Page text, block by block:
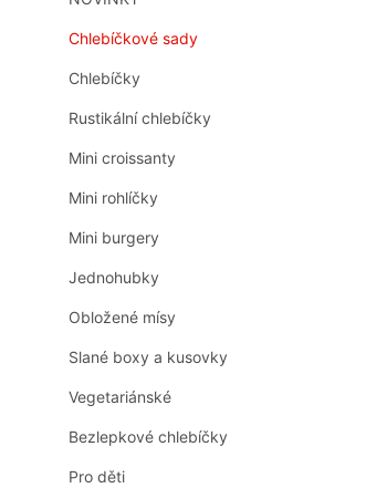
Chlebíčkové sady
Chlebíčky
Rustikální chlebíčky
Mini croissanty
Mini rohlíčky
Mini burgery
Jednohubky
Obložené mísy
Slané boxy a kusovky
Vegetariánské
Bezlepkové chlebíčky
Pro děti